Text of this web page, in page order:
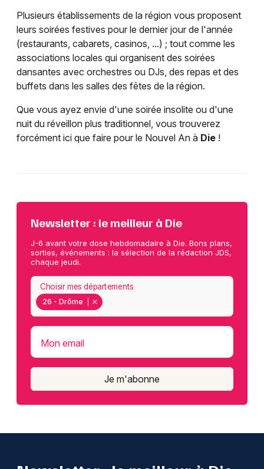
Plusieurs établissements de la région vous proposent
leurs soirées festives pour le dernier jour de l'année
(restaurants, cabarets, casinos, ...) ; tout comme les
associations locales qui organisent des soirées
dansantes avec orchestres ou DJs, des repas et des
buffets dans les salles des fêtes de la région.
Que vous ayez envie d'une soirée insolite ou d'une
nuit du réveillon plus traditionnel, vous trouverez
forcément ici que faire pour le Nouvel An à Die !
Newsletter : le meilleur à Die
J-6 avant votre dose hebdomadaire à Die. Bons plans,
sorties, événements : la sélection de la rédaction JDS,
chaque jeudi.
26 - Drôme
Choisir mes départements
Mon email
Je m'abonne